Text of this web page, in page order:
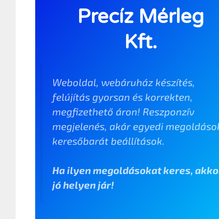
Precíz Mérleg
Kft.
Weboldal, webáruház készítés,
felújítás gyorsan és korrekten,
megfizethető áron! Reszponzív
megjelenés, akár egyedi
keresőbarát beállítások.
Ha ilyen megoldásokat keres,
jó helyen jár!